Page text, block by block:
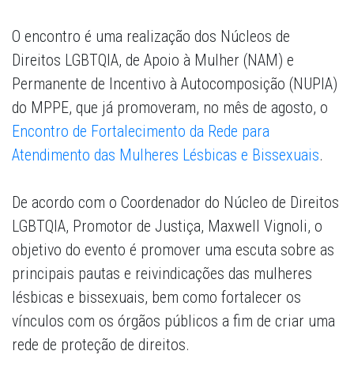
O encontro é uma realização dos Núcleos de
Direitos LGBTQIA, de Apoio à Mulher (NAM) e
Permanente de Incentivo à Autocomposição (NUPIA)
do MPPE, que já promoveram, no mês de agosto, o
Encontro de Fortalecimento da Rede para
Atendimento das Mulheres Lésbicas e Bissexuais.
De acordo com o Coordenador do Núcleo de Direitos
LGBTQIA, Promotor de Justiça, Maxwell Vignoli, o
objetivo do evento é promover uma escuta sobre as
principais pautas e reivindicações das mulheres
lésbicas e bissexuais, bem como fortalecer os
vínculos com os órgãos públicos a fim de criar uma
rede de proteção de direitos.